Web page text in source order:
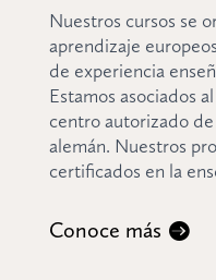
Nuestros cursos se
aprendizaje
de experiencia
Estamos asociados
centro autorizado
alemán. Nuestros
certificados en la
Conoce más